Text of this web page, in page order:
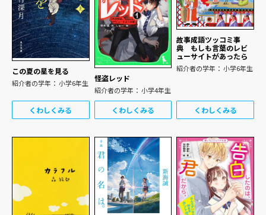
この夏の星を見る
紹介者の学年： 小学6年生
くわしくみる
怪盗レッド
紹介者の学年： 小学4年生
くわしくみる
故事成語ツッコミ事
典 もしも言葉のレビ
ューサイトがあったら
紹介者の学年： 小学6年生
くわしくみる